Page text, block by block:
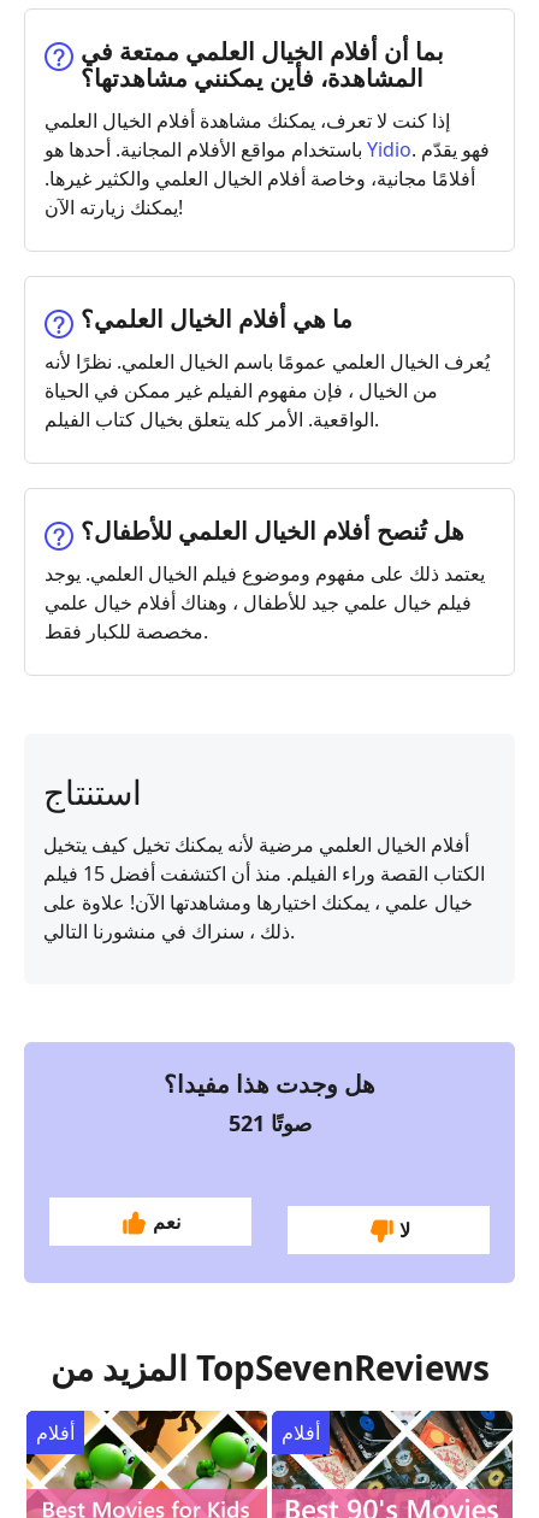
بما أن أفلام الخيال العلمي ممتعة في
المشاهدة، فأين يمكنني مشاهدتها؟
إذا كنت لا تعرف، يمكنك مشاهدة أفلام الخيال العلمي
Yidio. فهو يقدّم
أفلامًا مجانية، وخاصة أفلام الخيال العلمي والكثير غيرها.
يمكنك زيارته الآن!
ما هي أفلام الخيال العلمي؟
يُعرف الخيال العلمي عمومًا باسم الخيال العلمي. نظرًا لأنه
من الخيال ، فإن مفهوم الفيلم غير ممكن في الحياة
الواقعية. الأمر كله يتعلق بخيال كتاب الفيلم.
هل تُنصح أفلام الخيال العلمي للأطفال؟
يعتمد ذلك على مفهوم وموضوع فيلم الخيال العلمي. يوجد
فيلم خيال علمي جيد للأطفال ، وهناك أفلام خيال علمي
مخصصة للكبار فقط.
استنتاج
أفلام الخيال العلمي مرضية لأنه يمكنك تخيل كيف يتخيل
الكتاب القصة وراء الفيلم. منذ أن اكتشفت أفضل 15 فيلم
خيال علمي ، يمكنك اختيارها ومشاهدتها الآن! علاوة على
ذلك ، سنراك في منشورنا التالي.
هل وجدت هذا مفيدا؟
521 صوتًا
نعم لا
المزيد من TopSevenReviews
أفلام أفلام